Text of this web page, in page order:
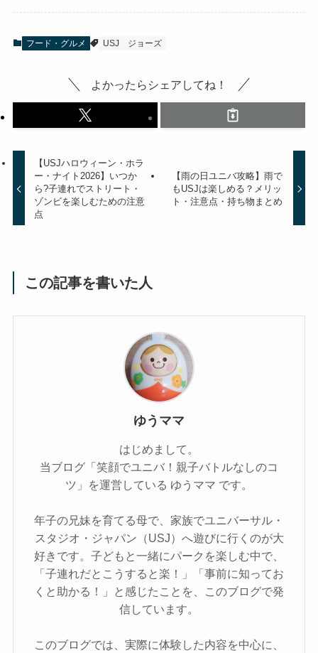
フード・グルメ USJ ジョーズ
よかったらシェアしてね！
【USJハロウィーン・ホラ
ー・ナイト2026】いつか
ら?子連れでストリート・
ゾンビを楽しむための注意
点
【雨の日ユニバ攻略】雨で
もUSJは楽しめる？メリッ
ト・注意点・持ち物まとめ
この記事を書いた人
ゆうママ
はじめまして。
当ブログ「笑顔でユニバ！親子バトルなしのコ
ツ」を運営している ゆうママ です。
年子の兄妹を育てる母で、家族でユニバーサル・
スタジオ・ジャパン（USJ）へ遊びに行くのが大
好きです。子どもと一緒にパークを楽しむ中で、
「子連れだとこうすると楽！」「事前に知ってお
くと助かる！」と感じたことを、このブログで発
信しています。
このブログでは、実際に体験した内容を中心に、